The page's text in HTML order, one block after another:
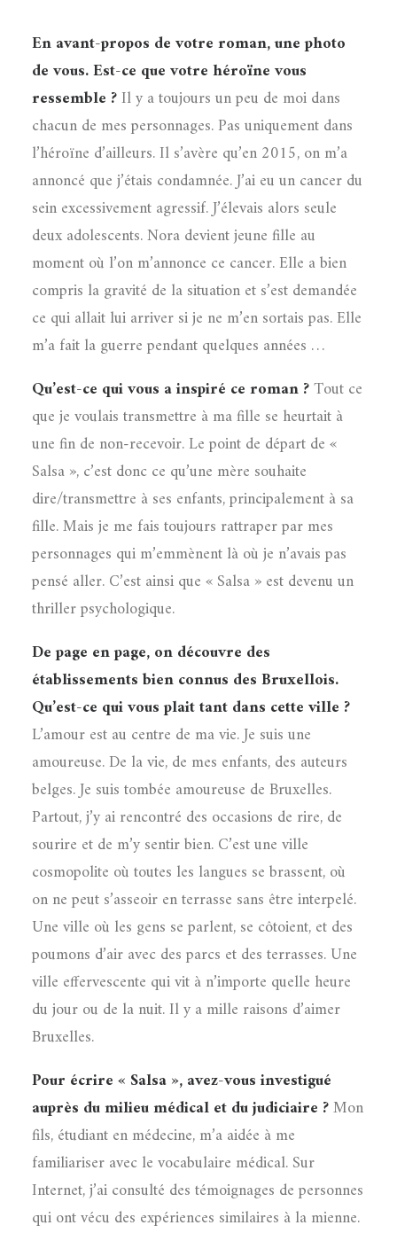
En avant-propos de votre roman, une photo
de vous. Est-ce que votre héroïne vous
ressemble ?Il y a toujours un peu de moi dans
chacun de mes personnages. Pas uniquement dans
l’héroïne d’ailleurs. Il s’avère qu’en 2015, on m’a
annoncé que j’étais condamnée. J’ai eu un cancer du
sein excessivement agressif. J’élevais alors seule
deux adolescents. Nora devient jeune fille au
moment où l’on m’annonce ce cancer. Elle a bien
compris la gravité de la situation et s’est demandée
ce qui allait lui arriver si je ne m’en sortais pas. Elle
m’a fait la guerre pendant quelques années …
Qu’est-ce qui vous a inspiré ce roman ?Tout ce
que je voulais transmettre à ma fille se heurtait à
une fin de non-recevoir. Le point de départ de «
Salsa », c’est donc ce qu’une mère souhaite
dire/transmettre à ses enfants, principalement à sa
fille. Mais je me fais toujours rattraper par mes
personnages qui m’emmènent là où je n’avais pas
pensé aller. C’est ainsi que « Salsa » est devenu un
thriller psychologique.
De page en page, on découvre des
établissements bien connus des Bruxellois.
Qu’est-ce qui vous plait tant dans cette ville ?
L’amour est au centre de ma vie. Je suis une
amoureuse. De la vie, de mes enfants, des auteurs
belges. Je suis tombée amoureuse de Bruxelles.
Partout, j’y ai rencontré des occasions de rire, de
sourire et de m’y sentir bien. C’est une ville
cosmopolite où toutes les langues se brassent, où
on ne peut s’asseoir en terrasse sans être interpelé.
Une ville où les gens se parlent, se côtoient, et des
poumons d’air avec des parcs et des terrasses. Une
ville effervescente qui vit à n’importe quelle heure
du jour ou de la nuit. Il y a mille raisons d’aimer
Bruxelles.
Pour écrire « Salsa », avez-vous investigué
auprès du milieu médical et du judiciaire ?Mon
fils, étudiant en médecine, m’a aidée à me
familiariser avec le vocabulaire médical. Sur
Internet, j’ai consulté des témoignages de personnes
qui ont vécu des expériences similaires à la mienne.